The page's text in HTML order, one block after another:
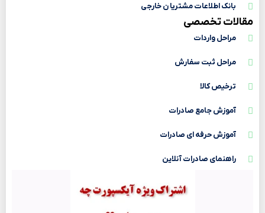
بانک اطلاعات مشتریا ن خارجی
مقالات تخصصی
مراحل واردات
مراحل ثبت سفارش
ترخیص کالا
آموزش جامع صادرات
آموزش حرفه ای صادرات
راهنمای صادرات آنلاین